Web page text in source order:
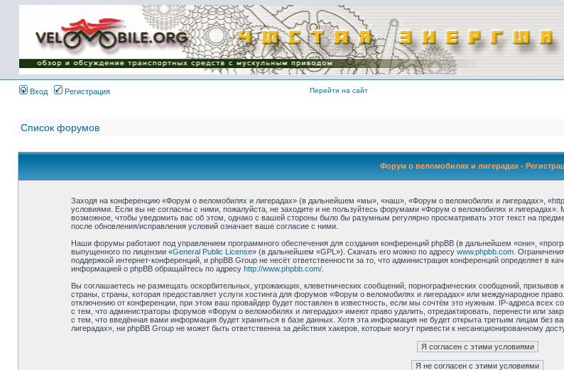
Имя пользователя:
Пароль:
{ LOG_ME_IN_SHORT
}
Вход Регистрация Перейти на сайт
Список форумов
Форум о веломобилях и лигерадах -
Заходя на конференцию «Форум о веломобилях и лигерадах» (в дальнейшем «мы», «наш», «Форум о веломобилях и лигерадах»,
условиями. Если вы не согласны с ними, пожалуйста, не заходите и не пользуйтесь форумами «Форум о веломобилях и
возможное, чтобы уведомить вас об этом, однако с вашей стороны было бы разумным регулярно просматривать этот текст на
после обновления/исправления условий означает ваше согласие с ними.
Наши форумы работают под управлением программного обеспечения для создания конференций phpBB (в дальнейшем «они»,
выпущенного по лицензии «General Public License» (в дальнейшем «GPL»). Скачать его можно по адресу www.phpbb.com .
поддержкой интернет-конференций, и phpBB Group не несёт ответственности за то, что администрация конференций определяет в
информацией о phpBB обращайтесь по адресу http://www.phpbb.com/
Вы соглашаетесь не размещать оскорбительных, угрожающих, клеветнических сообщений, порнографических сообщений,
страны, страны, которая предоставляет услуги хостинга для форумов «Форум о веломобилях и лигерадах» или международное
отключению от конференции, при этом ваш провайдер будет поставлен в известность, если мы сочтём это нужным. IP-адреса всех
с тем, что администраторы форумов «Форум о веломобилях и лигерадах» имеют право удалить, отредактировать, перенести или
с тем, что введённая вами информация будет храниться в базе данных. Хотя эта информация не будет открыта третьим лицам без
лигерадах», ни phpBB Group не может быть ответственна за действия хакеров, которые могут привести к несанкционированному